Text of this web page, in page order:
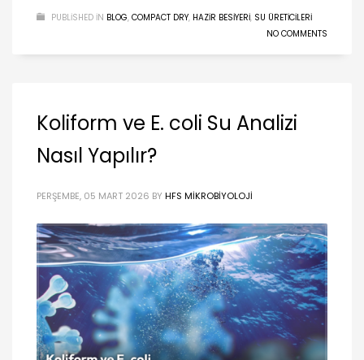
PUBLISHED IN BLOG, COMPACT DRY, HAZIR BESIYERI, SU ÜRETICILERI
NO COMMENTS
Koliform ve E. coli Su Analizi
Nasıl Yapılır?
PERŞEMBE, 05 MART 2026 BY HFS MIKROBIYOLOJI